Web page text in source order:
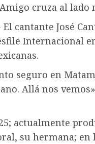
cruza al lado
cantante José
Internacional
seguro en
Allá nos
actualmente
su hermana; en